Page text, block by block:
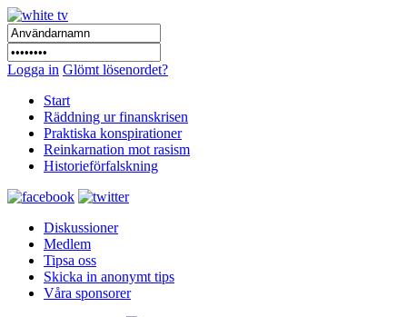
Logga in Glömt lösenordet?
Start
Räddning ur finanskrisen
Praktiska konspirationer
Reinkarnation mot rasism
Historieförfalskning
Diskussioner
Medlem
Tipsa oss
Skicka in anonymt tips
Våra sponsorer